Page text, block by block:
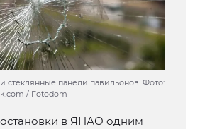
стеклянные панели павильонов. Фото:
/ Fotodom
в ЯНАО одним